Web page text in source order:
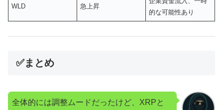
WLD 急上昇
的な可能性あり
✅まとめ
全体的には調整ムードだったけど、XRPと